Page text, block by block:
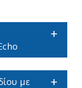
με